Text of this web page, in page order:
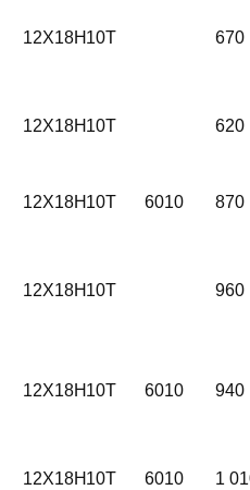
12Х18Н10Т 670
12Х18Н10Т 620
12Х18Н10Т 6010 870
12Х18Н10Т 960
12Х18Н10Т 6010 940
12Х18Н10Т 6010 1